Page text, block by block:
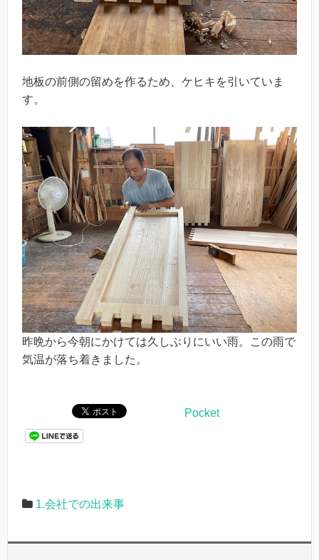
地板の前側の留めを作るため、ケヒキを引いていま
す。
昨晩から今朝にかけては久しぶりにいい雨。この雨で
気温が落ち着きました。
Pocket
1.会社での出来事